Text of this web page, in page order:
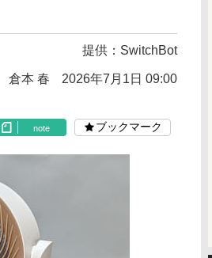
提供： SwitchBot
倉本 春 2026年7月1日 09:00
note ブックマーク